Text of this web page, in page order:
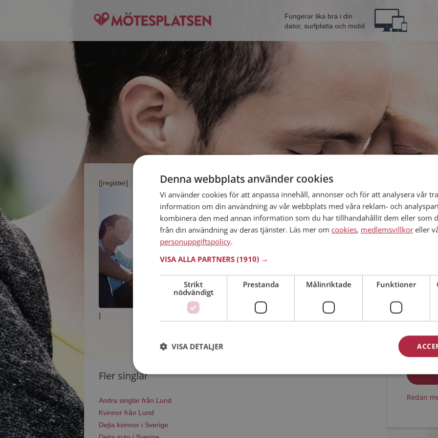
Fungerar lika bra i din
dator, surfplatta och mobil
[[register]
]
Fler singlar
Andra singlar från Lund
Kvinnor från Lund
Dejta kvinnor i Sverige
Bli
Jag är en:
Redan
Denna webbplats använder cookies
Vi använder cookies för att anpassa innehåll, annonser och för att analysera vår
information om din användning av vår webbplats med våra reklam- och
kombinera den med annan information som du har tillhandahållit dem eller som
från din användning av deras tjänster. Läs mer om cookies, medlemsvillkor eller
personuppgiftspolicy.
VISA ALLA PARTNERS (1910) →
Strikt
nödvändigt
Prestanda Målinriktade Funktioner
VISA DETALJER